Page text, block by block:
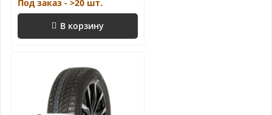
Под заказ - >20 шт.
В корзину